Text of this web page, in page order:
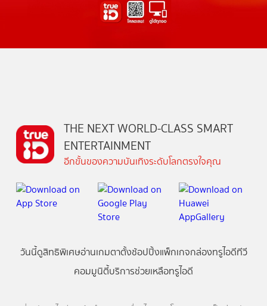
THE NEXT WORLD-CLASS SMART
ENTERTAINMENT
อีกขั้นของความบันเทิงระดับโลกตรงใจคุณ
วันนี้ดูสิทธิพิเศษอ่านเกมตาตั้งช้อปปิ้งแพ็กเกจกล่องทรูไอดีทีวี
คอมมูนิตี้บริการช่วยเหลือทรูไอดี